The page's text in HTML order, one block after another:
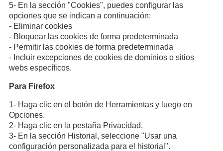
5- En la sección "Cookies", puedes configurar las
opciones que se indican a continuación:
- Eliminar cookies
- Bloquear las cookies de forma predeterminada
- Permitir las cookies de forma predeterminada
- Incluir excepciones de cookies de dominios o sitios
webs específicos.
Para Firefox
1- Haga clic en el botón de Herramientas y luego en
Opciones.
2- Haga clic en la pestaña Privacidad.
3- En la sección Historial, seleccione "Usar una
configuración personalizada para el historial".